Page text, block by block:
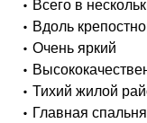
• Всего в
• Вдоль
• Очень яркий
•
• Тихий жилой
• Главная